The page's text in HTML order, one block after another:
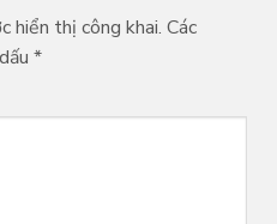
hiển thị công khai. Các
*